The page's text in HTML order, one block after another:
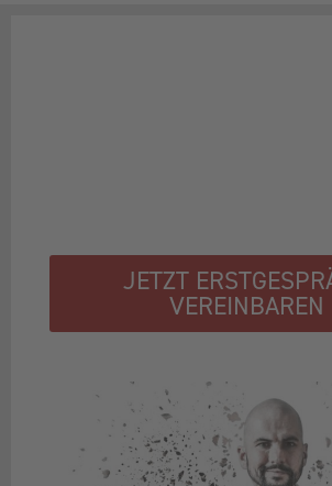
JETZT
VEREINBAREN